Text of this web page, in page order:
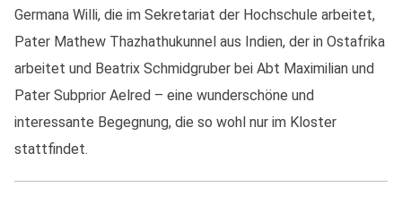
Germana Willi, die im Sekretariat der Hochschule arbeitet,
Pater Mathew Thazhathukunnel aus Indien, der in Ostafrika
arbeitet und Beatrix Schmidgruber bei Abt Maximilian und
Pater Subprior Aelred – eine wunderschöne und
interessante Begegnung, die so wohl nur im Kloster
stattfindet.